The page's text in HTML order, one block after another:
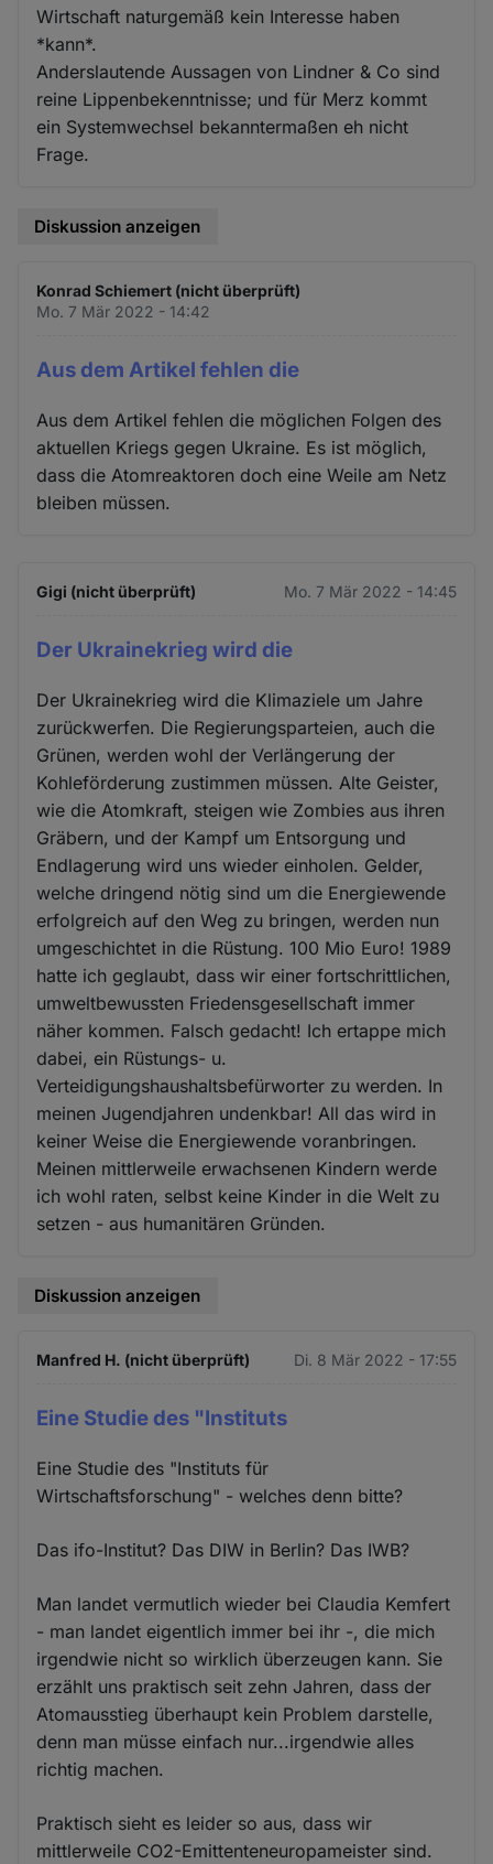
Wirtschaft naturgemäß kein Interesse haben
*kann*.
Anderslautende Aussagen von Lindner & Co sind
reine Lippenbekenntnisse; und für Merz kommt
ein Systemwechsel bekanntermaßen eh nicht
Frage.
Diskussion anzeigen
Konrad Schiemert (nicht überprüft)
Mo. 7 Mär 2022 - 14:42
Aus dem Artikel fehlen die
Aus dem Artikel fehlen die möglichen Folgen des
aktuellen Kriegs gegen Ukraine. Es ist möglich,
dass die Atomreaktoren doch eine Weile am Netz
bleiben müssen.
Gigi (nicht überprüft) Mo. 7 Mär 2022 - 14:45
Der Ukrainekrieg wird die
Der Ukrainekrieg wird die Klimaziele um Jahre
zurückwerfen. Die Regierungsparteien, auch die
Grünen, werden wohl der Verlängerung der
Kohleförderung zustimmen müssen. Alte Geister,
wie die Atomkraft, steigen wie Zombies aus ihren
Gräbern, und der Kampf um Entsorgung und
Endlagerung wird uns wieder einholen. Gelder,
welche dringend nötig sind um die Energiewende
erfolgreich auf den Weg zu bringen, werden nun
umgeschichtet in die Rüstung. 100 Mio Euro! 1989
hatte ich geglaubt, dass wir einer fortschrittlichen,
umweltbewussten Friedensgesellschaft immer
näher kommen. Falsch gedacht! Ich ertappe mich
dabei, ein Rüstungs- u.
Verteidigungshaushaltsbefürworter zu werden. In
meinen Jugendjahren undenkbar! All das wird in
keiner Weise die Energiewende voranbringen.
Meinen mittlerweile erwachsenen Kindern werde
ich wohl raten, selbst keine Kinder in die Welt zu
setzen - aus humanitären Gründen.
Diskussion anzeigen
Manfred H. (nicht überprüft) Di. 8 Mär 2022 - 17:55
Eine Studie des "Instituts
Eine Studie des "Instituts für
Wirtschaftsforschung" - welches denn bitte?
Das ifo-Institut? Das DIW in Berlin? Das IWB?
Man landet vermutlich wieder bei Claudia Kemfert
- man landet eigentlich immer bei ihr -, die mich
irgendwie nicht so wirklich überzeugen kann. Sie
erzählt uns praktisch seit zehn Jahren, dass der
Atomausstieg überhaupt kein Problem darstelle,
denn man müsse einfach nur...irgendwie alles
richtig machen.
Praktisch sieht es leider so aus, dass wir
mittlerweile CO2-Emittenteneuropameister sind.